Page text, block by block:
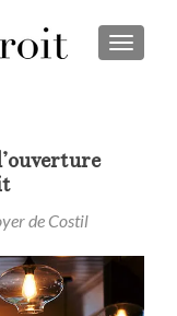
de Costil